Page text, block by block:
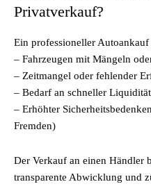
Privatverkauf?
Ein professioneller
– Fahrzeugen mit Mängeln
– Zeitmangel oder fehlender
– Bedarf an schneller Liquidität
– Erhöhter
Fremden)
Der Verkauf an einen Händler
transparente Abwicklung und